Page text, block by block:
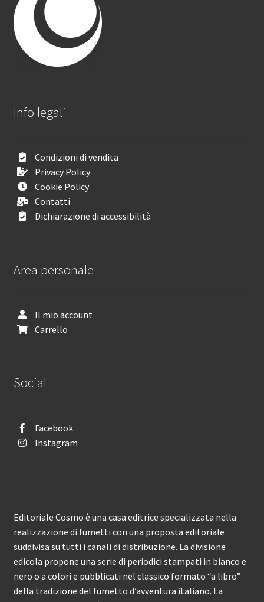
Info legali
Condizioni di vendita
Privacy Policy
Cookie Policy
Contatti
Dichiarazione di accessibilità
Area personale
Il mio account
Carrello
Social
Facebook
Instagram
Editoriale Cosmo è una casa editrice specializzata nella
realizzazione di fumetti con una proposta editoriale
suddivisa su tutti i canali di distribuzione. La divisione
edicola propone una serie di periodici stampati in bianco e
nero o a colori e pubblicati nel classico formato “a libro”
della tradizione del fumetto d’avventura italiano. La